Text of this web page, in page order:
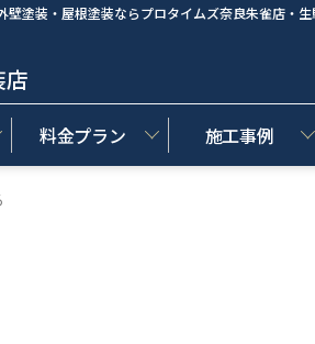
壁塗装・屋根塗装ならプロタイムズ奈良朱雀店・
料金プラン 施工事例